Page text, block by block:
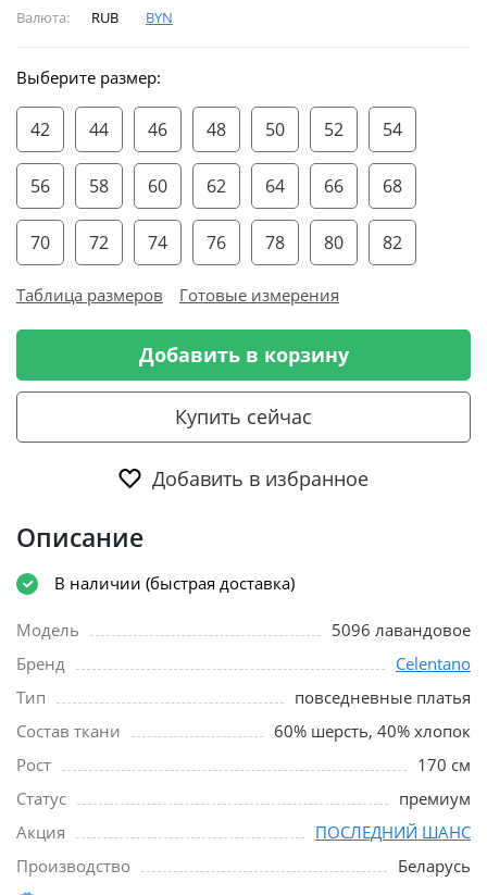
Валюта: RUB BYN
Выберите размер:
42 44 46 48 50 52 54
56 58 60 62 64 66 68
70 72 74 76 78 80 82
Таблица размеров Готовые измерения
Добавить в корзину
Купить сейчас
Добавить в избранное
Описание
В наличии (быстрая доставка)
Модель
5096 лавандовое
Бренд
Celentano
Тип
повседневные платья
Состав ткани
60% шерсть, 40% хлопок
Рост
170 см
Статус
премиум
Акция
ПОСЛЕДНИЙ ШАНС
Производство
Беларусь